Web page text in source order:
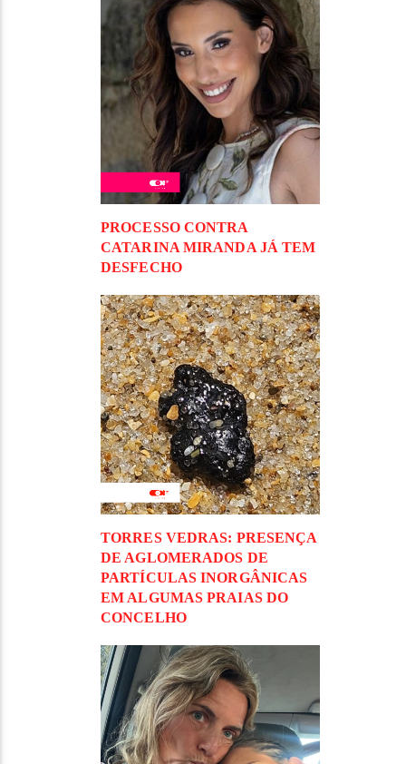
PROCESSO CONTRA
CATARINA MIRANDA JÁ TEM
DESFECHO
TORRES VEDRAS: PRESENÇA
DE AGLOMERADOS DE
PARTÍCULAS INORGÂNICAS
EM ALGUMAS PRAIAS DO
CONCELHO